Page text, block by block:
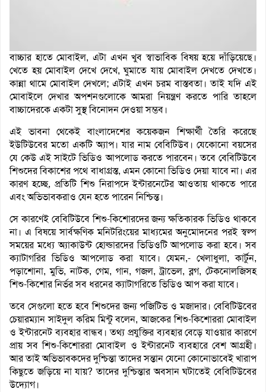
বাচ্চার হাতে মোবাইল, এটা এখন খুব স্বাভাবিক বিষয় হয়ে দাঁড়িয়েছে।
খেতে হয় মোবাইল দেখে দেখে, ঘুমাতে যায় মোবাইল দেখতে দেখতে।
কান্না থামে মোবাইল দেখলে; এটাই এখন চরম বাস্তবতা। তাই যদি এই
মোবাইলে দেখার অপশনগুলোকে আমরা নিয়ন্ত্রণ করতে পারি তাহলে
বাচ্চাদেরকে একটা সুস্থ বিনোদন দেওয়া সম্ভব।
এই ভাবনা থেকেই বাংলাদেশের কয়েকজন শিক্ষার্থী তৈরি করেছে
ইউটিউবের মতো একটি অ্যাপ। যার নাম বেবিটিউব। যেকোনো বয়সের
যে কেউ এই সাইটে ভিডিও আপলোড করতে পারবেন। তবে বেবিটিউবে
শিশুদের বিকাশের পথে বাধাগ্রস্ত, এমন কোনো ভিডিও দেয়া যাবে না। এর
কারণ হচ্ছে, প্রতিটি শিশু নিরাপদে ইন্টারনেটের আওতায় থাকতে পারে
এবং অভিভাবকরাও যেন হতে পারেন নিশ্চিন্ত।
সে কারণেই বেবিটিউবে শিশু-কিশোরদের জন্য ক্ষতিকারক ভিডিও থাকবে
না। এ বিষয়ে সার্বক্ষণিক মনিটরিংয়ের মাধ্যমের অনুমোদনের পরই স্বল্প
সময়ের মধ্যে অ্যাকাউন্ট হোল্ডারদের ভিডিওটি আপলোড করা হবে। সব
ক্যাটাগরির ভিডিও আপলোড করা যাবে। যেমন,- খেলাধুলা, কার্টুন,
পড়াশোনা, মুভি, নাটক, গেম, গান, গজল, ট্রাভেল, ব্লগ, টেকনোলজিসহ
শিশু-কিশোর নির্ভর সব ধরনের ক্যাটাগরিতে ভিডিও আপ করা যাবে।
তবে সেগুলো হতে হবে শিশুদের জন্য পজিটিভ ও মজাদার। বেবিটিউবের
চেয়ারম্যান সাইদুল করিম মিন্টু বলেন, আজকের শিশু-কিশোররা মোবাইল
ও ইন্টারনেট ব্যবহার বান্ধব। তথ্য প্রযুক্তির ব্যবহার বেড়ে যাওয়ার কারণে
প্রায় সব শিশু-কিশোররা মোবাইল ও ইন্টারনেট ব্যবহারে বেশ আগ্রহী।
আর তাই অভিভাবকদের দুশ্চিন্তা তাদের সন্তান যেনো কোনোভাবেই খারাপ
কিছুতে জড়িয়ে না যায়? তাদের দুশ্চিন্তার অবসান ঘটাতেই বেবিটিউবের
উদ্যোগ।